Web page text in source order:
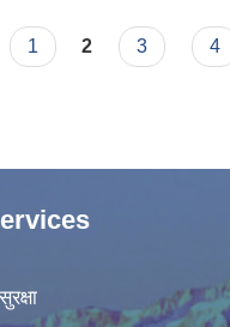
1 2 3 4